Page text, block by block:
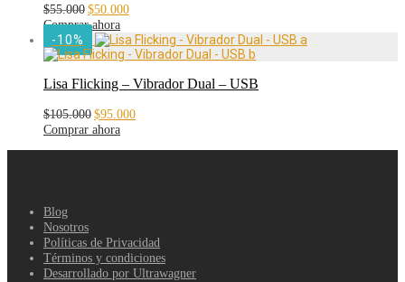
$55.000 El
precio
original
era:
$55.000.
$50.000El
actual
es:
Comprar ahora
-10%
Lisa Flicking – Vibrador Dual – USB
$105.000 El
precio
$95.000El
Comprar ahora
Blog
Nosotros
Políticas de Privacidad
Términos y condiciones
Desarrollado por Ultrawagner